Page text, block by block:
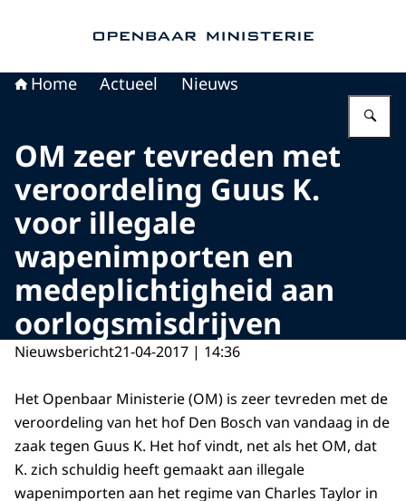
Home Actueel Nieuws
OM zeer tevreden met
veroordeling Guus K.
voor illegale
wapenimporten en
medeplichtigheid aan
oorlogsmisdrijven
Nieuwsbericht21-04-2017 | 14:36
Het Openbaar Ministerie (OM) is zeer tevreden met de
veroordeling van het hof Den Bosch van vandaag in de
zaak tegen Guus K. Het hof vindt, net als het OM, dat
K. zich schuldig heeft gemaakt aan illegale
wapenimporten aan het regime van Charles Taylor in